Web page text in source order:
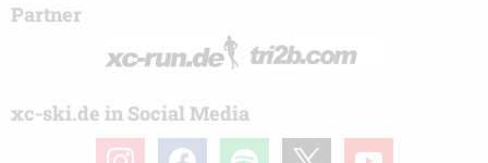
Partner
xc-ski.de in Social Media
instagramfacebook spotify youtube